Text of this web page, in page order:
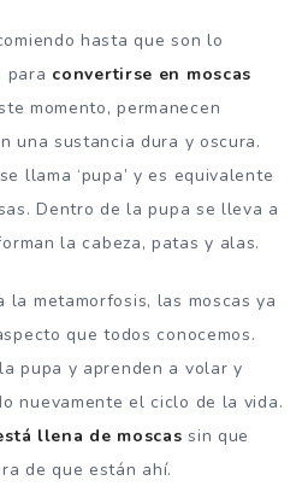
hasta que son lo
para convertirse en moscas
momento, permanecen
una sustancia dura y oscura.
llama ‘pupa’ y es equivalente
Dentro de la pupa se lleva a
la cabeza, patas y alas.
la metamorfosis, las moscas ya
que todos conocemos.
pupa y aprenden a volar y
nuevamente el ciclo de la vida.
llena de moscas sin que
de que están ahí.